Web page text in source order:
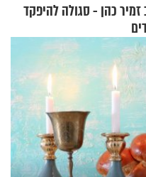
זמיר כהן - סגולה להיפקד